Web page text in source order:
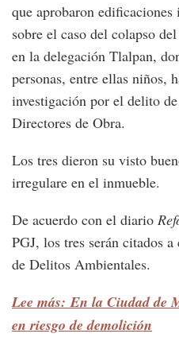
que aprobaron
sobre el caso del colapso
en la delegación Tlalpan,
personas, entre ellas niños,
investigación por el delito
Directores de Obra.
Los tres dieron su visto
irregulare en el inmueble.
De acuerdo con el diario
PGJ, los tres serán citados
de Delitos Ambientales.
Lee más: En la Ciudad de
en riesgo de demolición